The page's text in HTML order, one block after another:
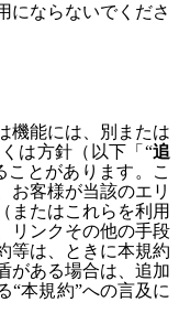
にならないでくださ
機能には、別または
は方針（以下「“追
ことがあります。こ
お客様が当該のエリ
またはこれらを利用
リンクその他の手段
等は、ときに本規約
がある場合は、追加
“本規約”への言及に